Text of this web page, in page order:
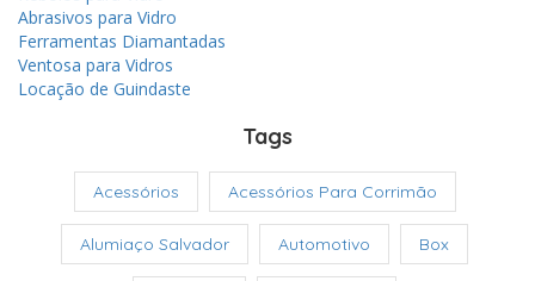
Abrasivos para Vidro
Ferramentas Diamantadas
Ventosa para Vidros
Locação de Guindaste
Tags
Acessórios Acessórios Para Corrimão
Alumiaço Salvador Automotivo Box